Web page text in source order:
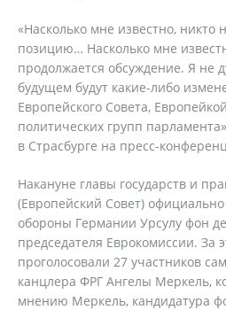
«Насколько мне известно, никто
позицию… Насколько мне
продолжается обсуждение. Я не
будущем будут какие-либо
Европейского Совета,
политических групп
в Страсбурге на пресс-
Накануне главы государств и
(Европейский Совет)
обороны Германии Урсулу фон
председателя Еврокомиссии. За
проголосовали 27 участников
канцлера ФРГ Ангелы Меркель,
мнению Меркель, кандидатура